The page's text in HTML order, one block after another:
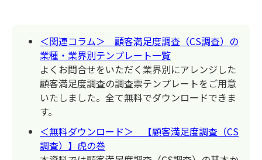
＜関連コラム＞ 顧客満足度調査（CS調査）の
業種・業界別テンプレート一覧
よくお問合せをいただく業界別にアレンジした
顧客満足度調査の調査票テンプレートをご用意
いたしました。全て無料でダウンロードできま
す。
＜無料ダウンロード＞ 【顧客満足度調査（CS
調査）】虎の巻